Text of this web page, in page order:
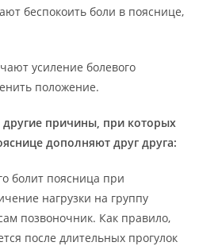
беспокоить боли в пояснице,
усиление болевого
положение.
причины, при которых
дополняют друг друга:
болит поясница при
нагрузки на группу
позвоночник. Как правило,
после длительных прогулок